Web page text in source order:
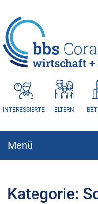
INTERESSIERTE ELTERN
Menü
Kategorie: